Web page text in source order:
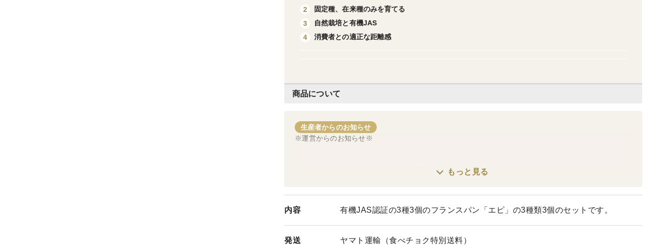
商品について
生産者からのお知らせ
※運営からのお知らせ※
☆☆☆☆6/30付で無事有機JAS認証が団体-&gt;個人に移行完了しました。これでまた有機JASマーク付き
■■現在非常に好評いただいている有機JAS認証の自然栽培パン＆Sweets。オーダーが非常に多くなってい
て、発送までに3日～20日かかっています。お待たせして大変申し訳ありませんが、ご了承ください。■■
もっと見る
内容 有機JAS認証の3種3個のフランスパン「エピ」の3種類3個のセットです。
発送 ヤマト運輸（食べチョク特別送料）
2
固定種、在来種のみを育てる
3
自然栽培と有機JAS
4
消費者との適正な距離感